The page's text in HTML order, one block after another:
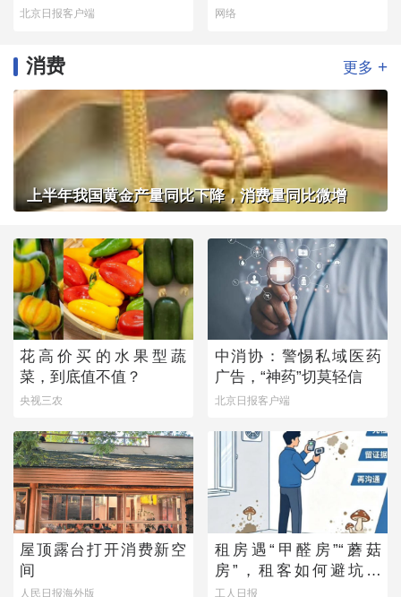
除“高风险点位”
北京日报客户端 网络
消费 更多 +
上半年我国黄金产量同比下降，消费量同比微增
花高价买的水果型蔬
菜，到底值不值？
央视三农
中消协：警惕私域医药
广告，“神药”切莫轻信
北京日报客户端
屋顶露台打开消费新空
间
人民日报海外版
租房遇“甲醛房”“蘑菇
房”，租客如何避坑维
权？
工人日报